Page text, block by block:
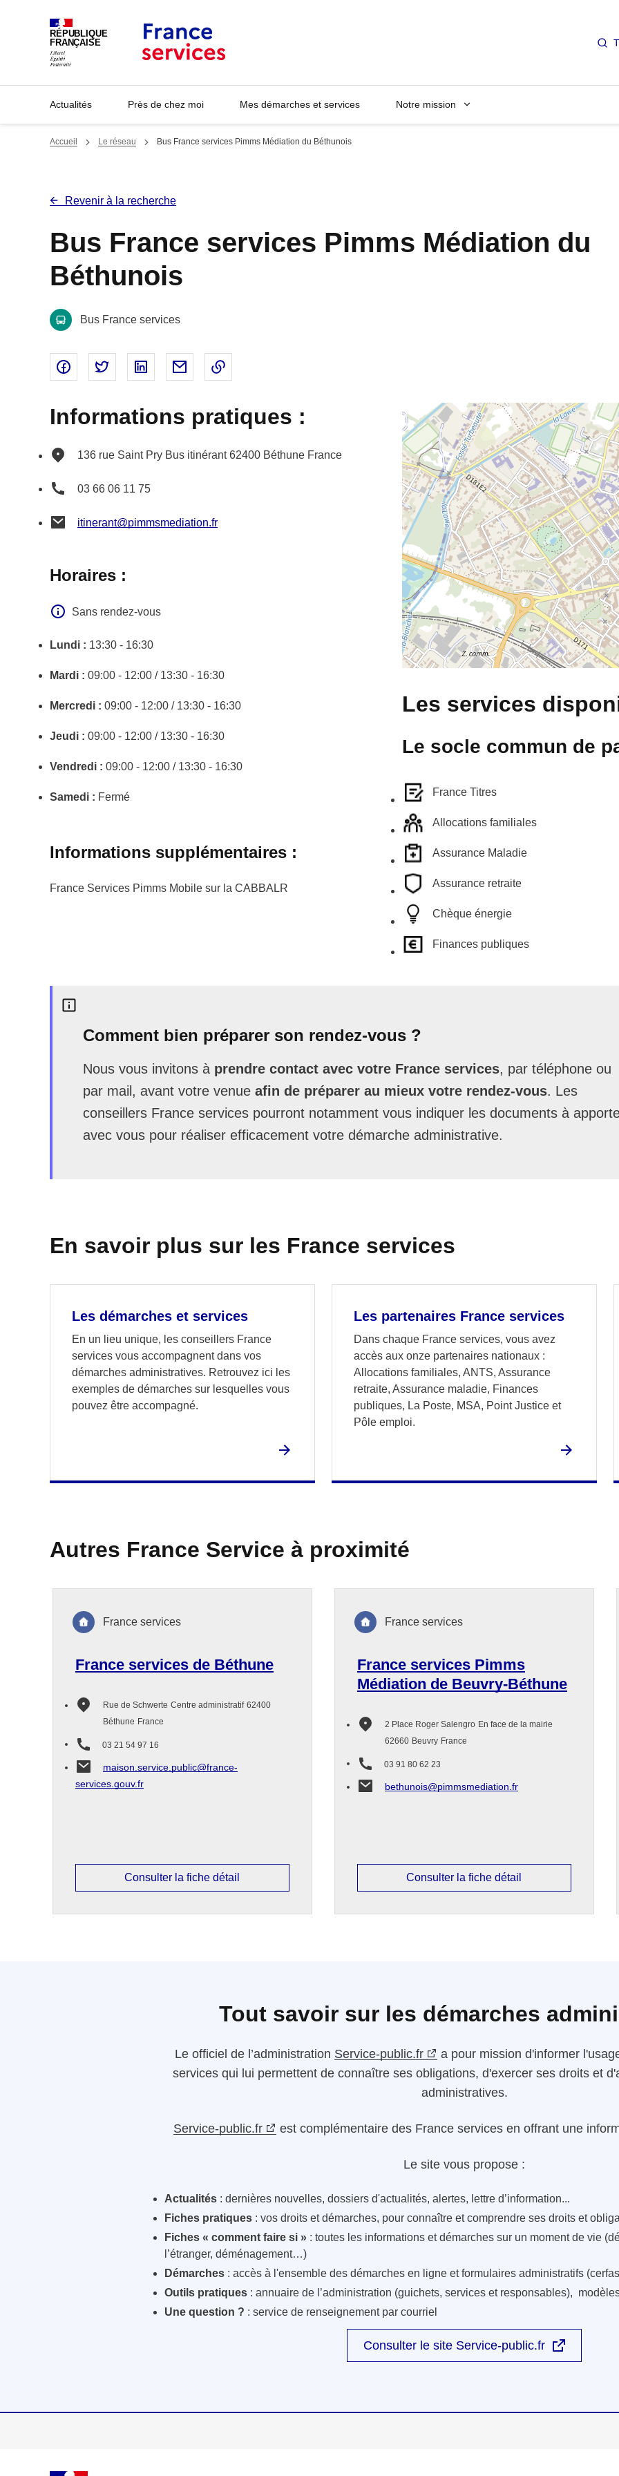
RÉPUBLIQUE
FRANÇAISE
Actualités Près de chez moi Mes démarches et services Notre mission
Accueil Le réseau Bus France services Pimms Médiation du Béthunois
Revenir à la recherche
Bus France services Pimms Médiation du
Béthunois
Bus France services
Partager sur Facebook - nouvelle fenêtre
Partager sur Twitter - nouvelle fenêtre
Partager sur Linked In - nouvelle fenêtre
Partager par email - nouvelle fenêtre
Informations pratiques :
136 rue Saint Pry Bus itinérant 62400 Béthune France
03 66 06 11 75
itinerant@pimmsmediation.fr
Horaires :
Sans rendez-vous
Lundi : 13:30 - 16:30
Mardi : 09:00 - 12:00 / 13:30 - 16:30
Mercredi : 09:00 - 12:00 / 13:30 - 16:30
Jeudi : 09:00 - 12:00 / 13:30 - 16:30
Vendredi : 09:00 - 12:00 / 13:30 - 16:30
Samedi : Fermé
Informations supplémentaires :
France Services Pimms Mobile sur la CABBALR
Les services
Le socle commun de
France Titres
Allocations familiales
Assurance Maladie
Assurance retraite
Chèque énergie
Finances publiques
Comment bien préparer son rendez-vous ?
Nous vous invitons à prendre contact avec votre France services, par téléphone ou
par mail, avant votre venue afin de préparer au mieux votre rendez-vous. Les
conseillers France services pourront notamment vous indiquer les documents à
avec vous pour réaliser efficacement votre démarche administrative.
En savoir plus sur les France services
Les démarches et services
En un lieu unique, les conseillers France
services vous accompagnent dans vos
démarches administratives. Retrouvez ici les
exemples de démarches sur lesquelles vous
pouvez être accompagné.
Les partenaires France services
Dans chaque France services, vous avez
accès aux onze partenaires nationaux :
Allocations familiales, ANTS, Assurance
retraite, Assurance maladie, Finances
publiques, La Poste, MSA, Point Justice et
Pôle emploi.
Autres France Service à proximité
France services de Béthune
Rue de Schwerte Centre administratif 62400
Béthune France
03 21 54 97 16
maison.service.public@france-
services.gouv.fr
France services
Consulter la fiche détail
France services Pimms
Médiation de Beuvry-Béthune
2 Place Roger Salengro En face de la mairie
62660 Beuvry France
03 91 80 62 23
bethunois@pimmsmediation.fr
France services
Consulter la fiche détail
Tout savoir sur les démarches
Le officiel de l’administration Service-public.fr
a pour mission d'informer
services qui lui permettent de connaître ses obligations, d'exercer ses droits et
administratives.
Service-public.fr est complémentaire des France services en offrant une
Le site vous propose :
Actualités : dernières nouvelles, dossiers d'actualités, alertes, lettre d’information...
Fiches pratiques : vos droits et démarches, pour connaître et comprendre ses droits et
Fiches « comment faire si » : toutes les informations et démarches sur un moment de vie
l’étranger, déménagement…)
Démarches : accès à l'ensemble des démarches en ligne et formulaires administratifs
Outils pratiques : annuaire de l’administration (guichets, services et responsables),
Une question ? : service de renseignement par courriel
Consulter le site Service-public.fr